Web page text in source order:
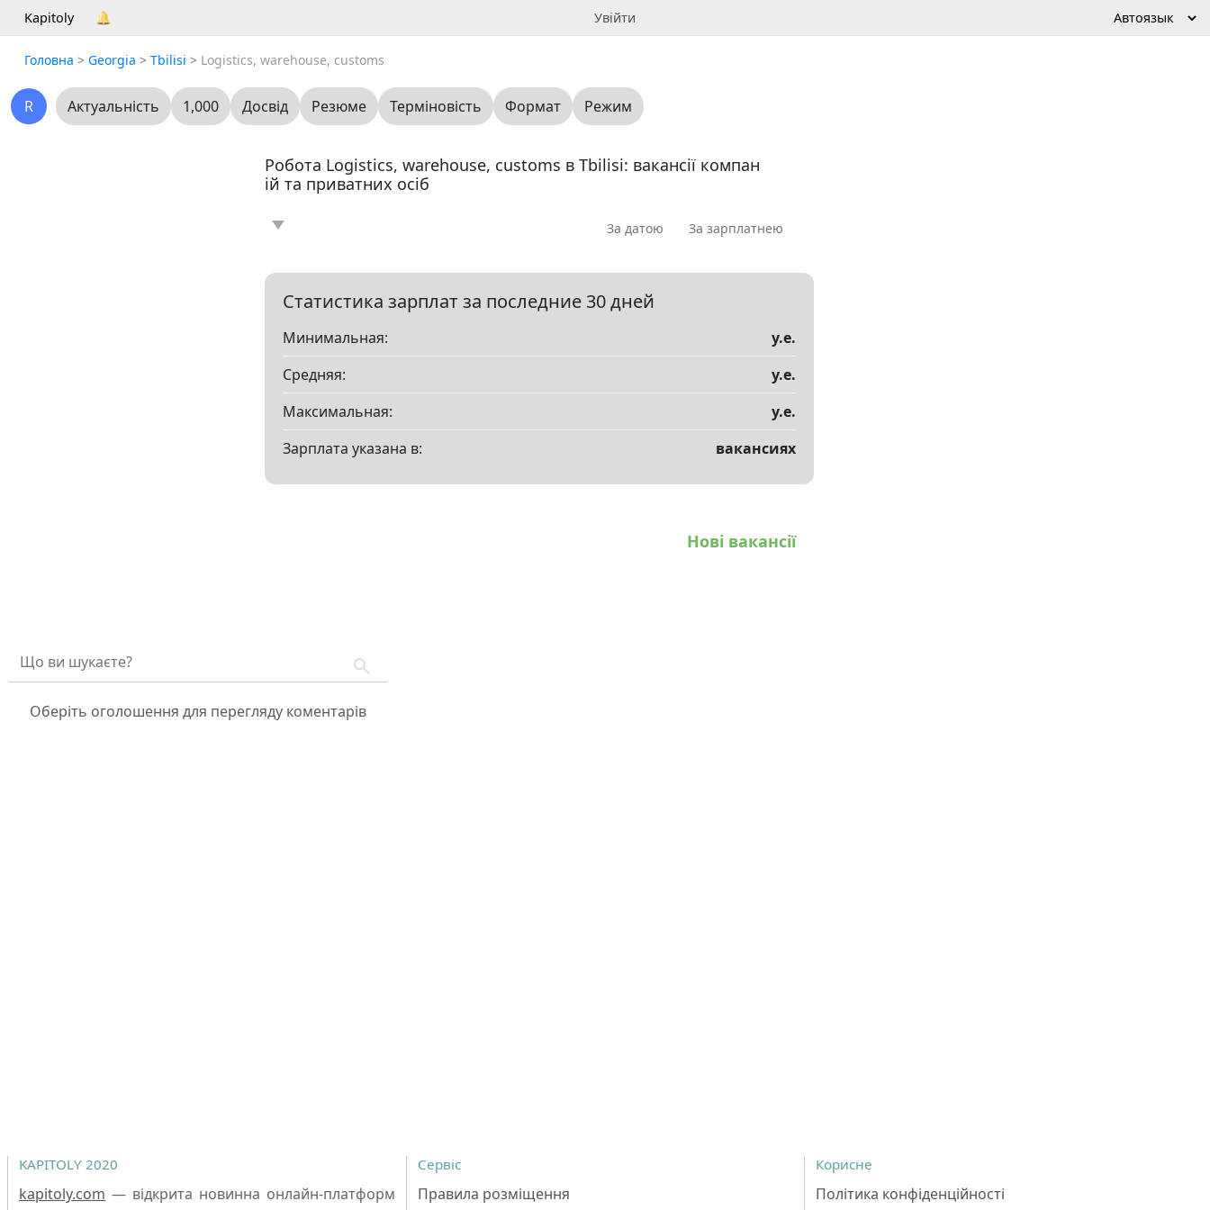
Kapitoly 🔔 Увійти
Головна > Georgia > Tbilisi > Logistics, warehouse, customs
R Актуальність 1,000 Досвід Резюме Терміновість Формат Режим
Робота Logistics, warehouse, customs в Tbilisi: вакансії компан
ій та приватних осіб
Все
Показать все разделы
За датою За зарплатнею
Статистика зарплат за последние 30 дней
Минимальная:
у.е.
Средняя:
у.е.
Максимальная:
у.е.
Зарплата указана в:
вакансиях
Нові вакансії
Оберіть оголошення для перегляду коментарів
KAPITOLY 2020
kapitoly.com — відкрита новинна онлайн-платформ
Сервіс
Правила розміщення
Корисне
Політика конфіденційності